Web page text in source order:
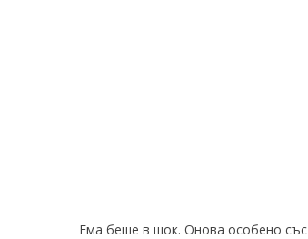
Ема беше в шок. Онова особено